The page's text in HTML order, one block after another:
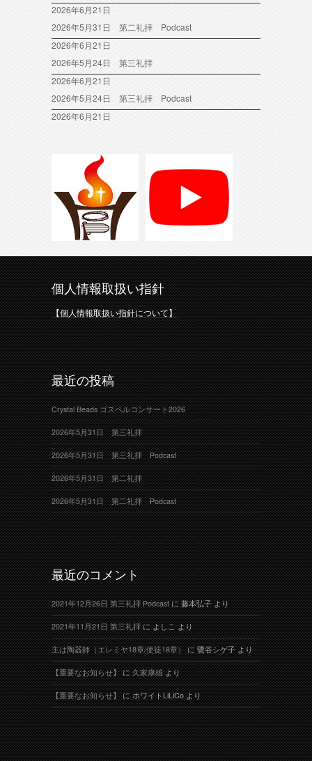
2026年6月21日
2026年5月31日 第二礼拝 Podcast
2026年6月21日
2026年5月24日 第三礼拝
2026年6月21日
2026年5月24日 第三礼拝 Podcast
2026年6月21日
個人情報取扱い指針
【個人情報取扱い指針について】
最近の投稿
Crystal Beads ゴスペルコンサート2026
2026年5月31日 第三礼拝
2026年5月31日 第三礼拝 Podcast
2026年5月31日 第二礼拝
2026年5月31日 第二礼拝 Podcast
最近のコメント
2021年12月26日 第三礼拝 Podcastに藤本弘子より
2021年11月21日 第三礼拝によしこより
主は陶器師（エレミヤ18章/使徒18章）に鷺谷シゲ子より
【重要なお知らせ】に久家康雄より
【重要なお知らせ】にホワイトLiLiCoより